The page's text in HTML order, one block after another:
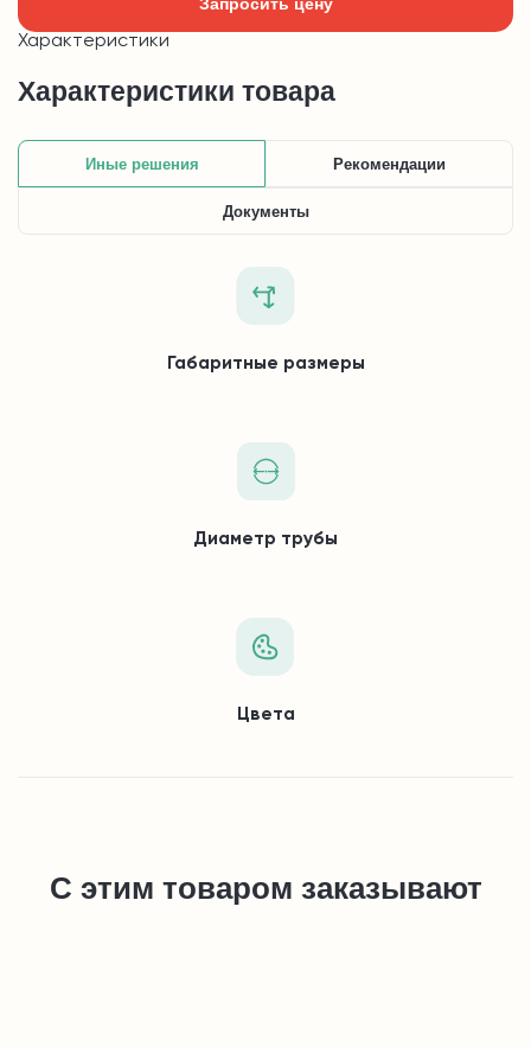
Запросить цену
Характеристики
Характеристики товара
Иные решения Рекомендации
Документы
Габаритные размеры
Диаметр трубы
Цвета
С этим товаром заказывают